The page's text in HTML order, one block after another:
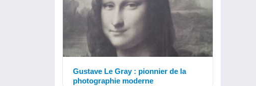
Gustave Le Gray : pionnier de la
photographie moderne